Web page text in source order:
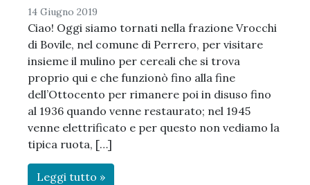
14 Giugno 2019
Ciao! Oggi siamo tornati nella frazione Vrocchi
di Bovile, nel comune di Perrero, per visitare
insieme il mulino per cereali che si trova
proprio qui e che funzionò fino alla fine
dell’Ottocento per rimanere poi in disuso fino
al 1936 quando venne restaurato; nel 1945
venne elettrificato e per questo non vediamo la
tipica ruota, […]
Leggi tutto »